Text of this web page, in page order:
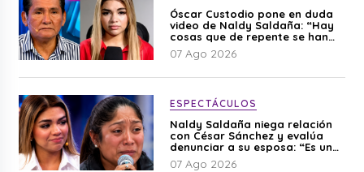
Óscar Custodio pone en duda
video de Naldy Saldaña: “Hay
cosas que de repente se han
editado”
07 Ago 2026
ESPECTÁCULOS
Naldy Saldaña niega relación
con César Sánchez y evalúa
denunciar a su esposa: “Es una
difamación”
07 Ago 2026